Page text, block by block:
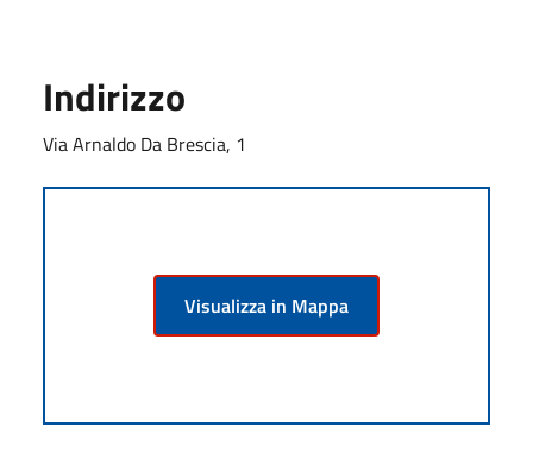
Indirizzo
Via Arnaldo Da Brescia, 1
Visualizza in Mappa